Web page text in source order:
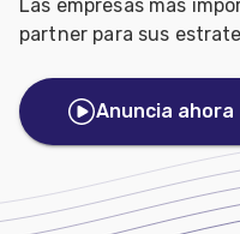
Las empresas más
partner para sus
Anuncia ahora